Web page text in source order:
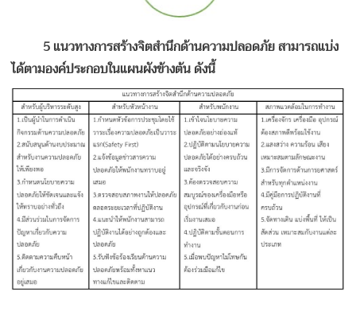
5 แนวทางการสร้างจิตสำนึกด้านความปลอดภัย สามารถแบ่ง
ได้ตามองค์ประกอบในแผนผังข้างต้น ดังนี้